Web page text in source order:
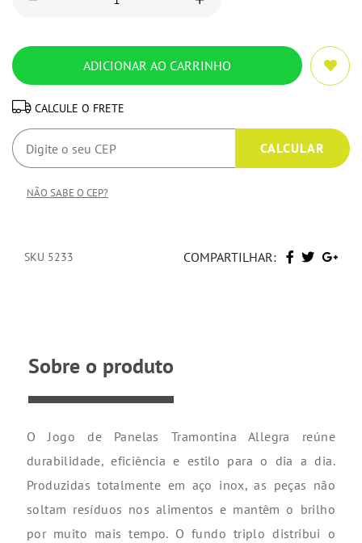
CALCULE O FRETE
NÃO SABE O CEP?
SKU 5233 COMPARTILHAR:
Sobre o produto
O Jogo de Panelas Tramontina Allegra reúne
durabilidade, eficiência e estilo para o dia a dia.
Produzidas totalmente em aço inox, as peças não
soltam resíduos nos alimentos e mantêm o brilho
por muito mais tempo. O fundo triplo distribui o